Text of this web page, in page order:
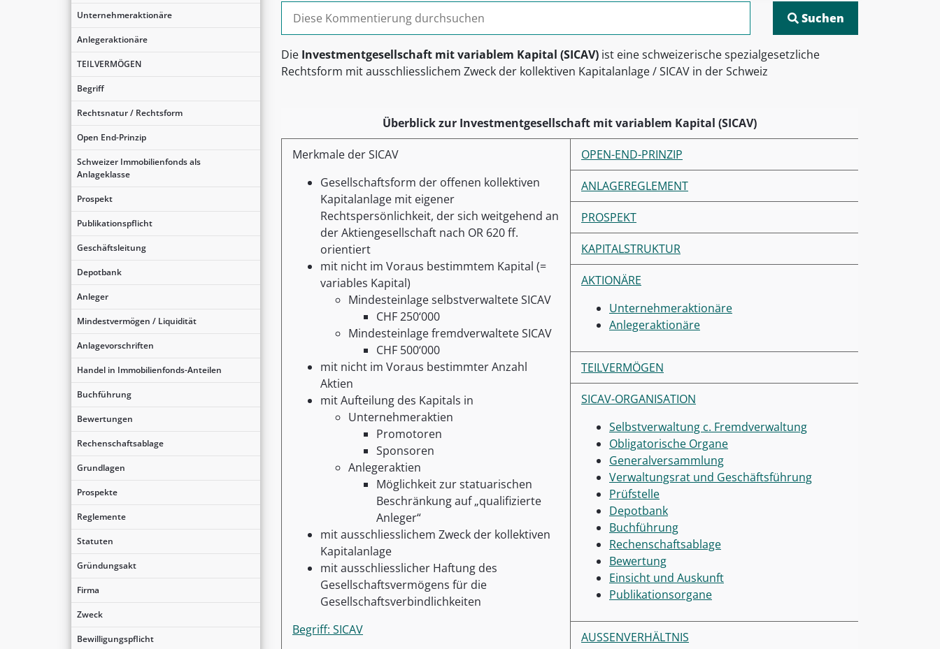
Unternehmeraktionäre
Anlegeraktionäre
TEILVERMÖGEN
Begriff
Rechtsnatur / Rechtsform
Open End-Prinzip
Schweizer Immobilienfonds als
Anlageklasse
Prospekt
Publikationspflicht
Geschäftsleitung
Depotbank
Anleger
Mindestvermögen / Liquidität
Anlagevorschriften
Handel in Immobilienfonds-Anteilen
Buchführung
Bewertungen
Rechenschaftsablage
Grundlagen
Prospekte
Reglemente
Statuten
Gründungsakt
Firma
Zweck
Bewilligungspflicht
Suchen nach:
Die Investmentgesellschaft mit variablem Kapital (SICAV) ist eine schweizerische spezialgesetzliche
Rechtsform mit ausschliesslichem Zweck der kollektiven Kapitalanlage / SICAV in der Schweiz
Überblick zur Investmentgesellschaft mit variablem Kapital (SICAV)
Merkmale der SICAV
Gesellschaftsform der offenen kollektiven
Kapitalanlage mit eigener
Rechtspersönlichkeit, der sich weitgehend an
der Aktiengesellschaft nach OR 620 ff.
orientiert
mit nicht im Voraus bestimmtem Kapital (=
variables Kapital)
Mindesteinlage selbstverwaltete SICAV
CHF 250‘000
Mindesteinlage fremdverwaltete SICAV
CHF 500‘000
mit nicht im Voraus bestimmter Anzahl
Aktien
mit Aufteilung des Kapitals in
Unternehmeraktien
Promotoren
Sponsoren
Anlegeraktien
Möglichkeit zur statuarischen
Beschränkung auf „qualifizierte
Anleger“
mit ausschliesslichem Zweck der kollektiven
Kapitalanlage
mit ausschliesslicher Haftung des
Gesellschaftsvermögens für die
Gesellschaftsverbindlichkeiten
Begriff: SICAV
OPEN-END-PRINZIP
ANLAGEREGLEMENT
PROSPEKT
KAPITALSTRUKTUR
AKTIONÄRE
Unternehmeraktionäre
Anlegeraktionäre
TEILVERMÖGEN
SICAV-ORGANISATION
Selbstverwaltung c. Fremdverwaltung
Obligatorische Organe
Generalversammlung
Verwaltungsrat und Geschäftsführung
Prüfstelle
Depotbank
Buchführung
Rechenschaftsablage
Bewertung
Einsicht und Auskunft
Publikationsorgane
AUSSENVERHÄLTNIS